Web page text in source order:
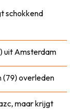
schokkend
uit Amsterdam
(79) overleden
maar krijgt